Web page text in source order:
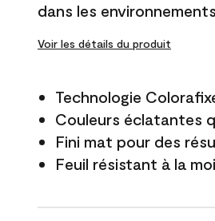
dans les
Voir les détails du produit
Technologie
Couleurs éclatantes
Fini mat pour des
Feuil résistant à la